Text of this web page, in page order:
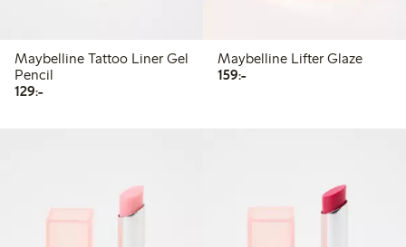
Maybelline Tattoo Liner Gel
Pencil
129:-129,00 kr
Maybelline Lifter Glaze
159:-159,00 kr